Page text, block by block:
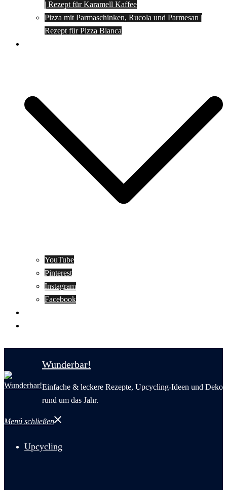
| Rezept für Karamell Kaffee
Pizza mit Parmaschinken, Rucola und Parmesan |
Rezept für Pizza Bianca
YouTube
Pinterest
Instagram
Facebook
Wunderbar!
Einfache & leckere Rezepte, Upcycling-Ideen und Deko
rund um das Jahr.
Menü schließen
Upcycling